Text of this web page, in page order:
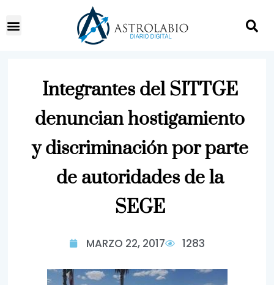
Integrantes del SITTGE
denuncian hostigamiento
y discriminación por parte
de autoridades de la
SEGE
MARZO 22, 2017 1283